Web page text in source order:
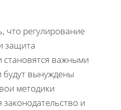
что регулирование
защита
становятся важными
будут вынуждены
методики
и